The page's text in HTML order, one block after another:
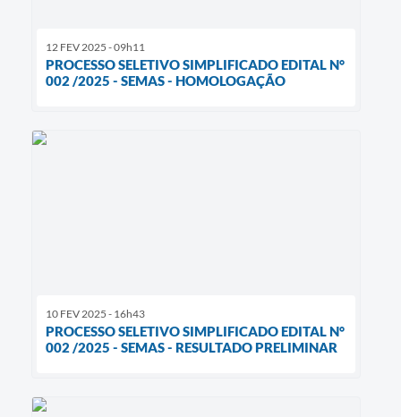
12 FEV 2025 - 09h11
PROCESSO SELETIVO SIMPLIFICADO EDITAL N°
002 /2025 - SEMAS - HOMOLOGAÇÃO
10 FEV 2025 - 16h43
PROCESSO SELETIVO SIMPLIFICADO EDITAL N°
002 /2025 - SEMAS - RESULTADO PRELIMINAR